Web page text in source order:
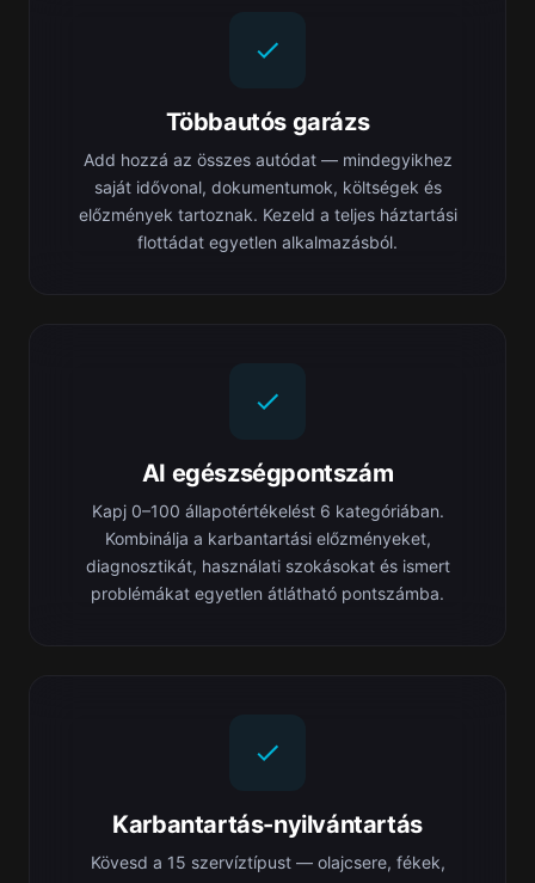
Többautós garázs
Add hozzá az összes autódat — mindegyikhez
saját idővonal, dokumentumok, költségek és
előzmények tartoznak. Kezeld a teljes háztartási
flottádat egyetlen alkalmazásból.
AI egészségpontszám
Kapj 0–100 állapotértékelést 6 kategóriában.
Kombinálja a karbantartási előzményeket,
diagnosztikát, használati szokásokat és ismert
problémákat egyetlen átlátható pontszámba.
Karbantartás-nyilvántartás
Kövesd a 15 szervíztípust — olajcsere, fékek,